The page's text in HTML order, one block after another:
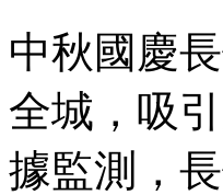
中秋國慶
全城，吸
據監測，